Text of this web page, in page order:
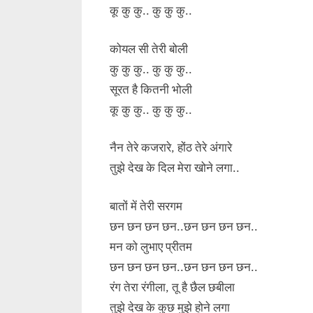
कू कु कु.. कु कु कु..
कोयल सी तेरी बोली
कु कु कु.. कु कु कु..
सूरत है कितनी भोली
कू कु कु.. कु कु कु..
नैन तेरे कजरारे, होंठ तेरे अंगारे
तुझे देख के दिल मेरा खोने लगा..
बातों में तेरी सरगम
छन छन छन छन..छन छन छन छन..
मन को लुभाए प्रीतम
छन छन छन छन..छन छन छन छन..
रंग तेरा रंगीला, तू है छैल छबीला
तुझे देख के कुछ मुझे होने लगा